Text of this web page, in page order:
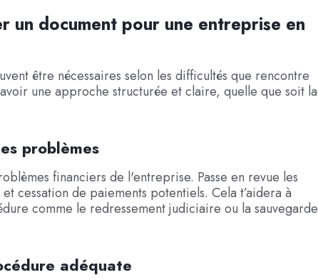
un document pour une entreprise en
être nécessaires selon les difficultés que rencontre
une approche structurée et claire, quelle que soit la
problèmes
financiers de l'entreprise. Passe en revue les
cessation de paiements potentiels. Cela t’aidera à
comme le redressement judiciaire ou la sauvegarde
adéquate